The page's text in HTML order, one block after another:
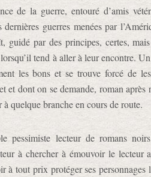
de la guerre, entouré d’amis
dernières guerres menées par
guidé par des principes, certes,
tend à aller à leur encontre.
les bons et se trouve forcé de
et dont on se demande, roman
à quelque branche en cours de route.
pessimiste lecteur de romans
à chercher à émouvoir le lecteur
à tout prix protéger ses